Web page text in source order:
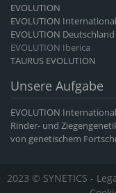
EVOLUTION
EVOLUTION International
EVOLUTION Deutschland
EVOLUTION Iberica
TAURUS EVOLUTION
Unsere Aufgabe
EVOLUTION
Rinder- und
von genetischem
2023 © SYNETICS -